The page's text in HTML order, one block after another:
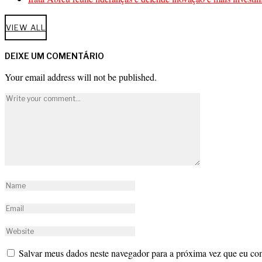
VIEW ALL
DEIXE UM COMENTÁRIO
Your email address will not be published.
Salvar meus dados neste navegador para a próxima vez que eu